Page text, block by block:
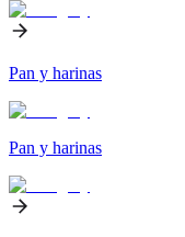
Pan y harinas
Pan y harinas